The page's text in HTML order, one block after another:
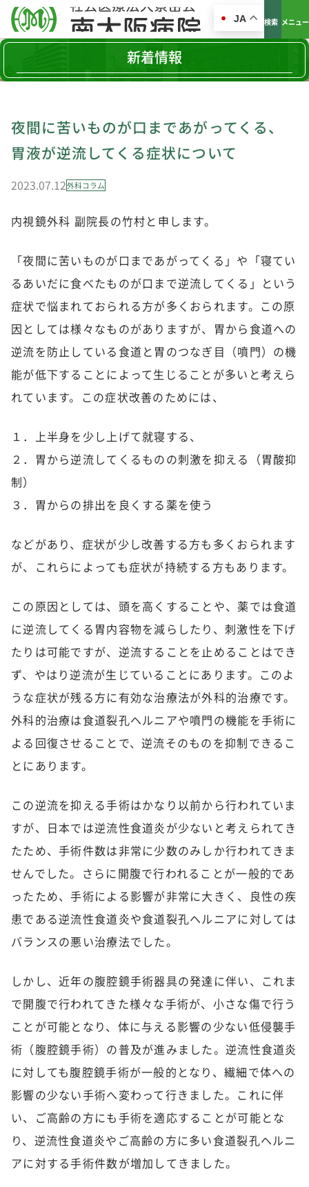
JA 検索 メニュー
新着情報
夜間に苦いものが口まであがってくる、
胃液が逆流してくる症状について
2023.07.12外科コラム
内視鏡外科 副院長の竹村と申します。
「夜間に苦いものが口まであがってくる」や「寝てい
るあいだに食べたものが口まで逆流してくる」という
症状で悩まれておられる方が多くおられます。この原
因としては様々なものがありますが、胃から食道への
逆流を防止している食道と胃のつなぎ目（噴門）の機
能が低下することによって生じることが多いと考えら
れています。この症状改善のためには、
１．上半身を少し上げて就寝する、
２．胃から逆流してくるものの刺激を抑える（胃酸抑
制）
３．胃からの排出を良くする薬を使う
などがあり、症状が少し改善する方も多くおられます
が、これらによっても症状が持続する方もあります。
この原因としては、頭を高くすることや、薬では食道
に逆流してくる胃内容物を減らしたり、刺激性を下げ
たりは可能ですが、逆流することを止めることはでき
ず、やはり逆流が生じていることにあります。このよ
うな症状が残る方に有効な治療法が外科的治療です。
外科的治療は食道裂孔ヘルニアや噴門の機能を手術に
よる回復させることで、逆流そのものを抑制できるこ
とにあります。
この逆流を抑える手術はかなり以前から行われていま
すが、日本では逆流性食道炎が少ないと考えられてき
たため、手術件数は非常に少数のみしか行われてきま
せんでした。さらに開腹で行われることが一般的であ
ったため、手術による影響が非常に大きく、良性の疾
患である逆流性食道炎や食道裂孔ヘルニアに対しては
バランスの悪い治療法でした。
しかし、近年の腹腔鏡手術器具の発達に伴い、これま
で開腹で行われてきた様々な手術が、小さな傷で行う
ことが可能となり、体に与える影響の少ない低侵襲手
術（腹腔鏡手術）の普及が進みました。逆流性食道炎
に対しても腹腔鏡手術が一般的となり、繊細で体への
影響の少ない手術へ変わって行きました。これに伴
い、ご高齢の方にも手術を適応することが可能とな
り、逆流性食道炎やご高齢の方に多い食道裂孔ヘルニ
アに対する手術件数が増加してきました。